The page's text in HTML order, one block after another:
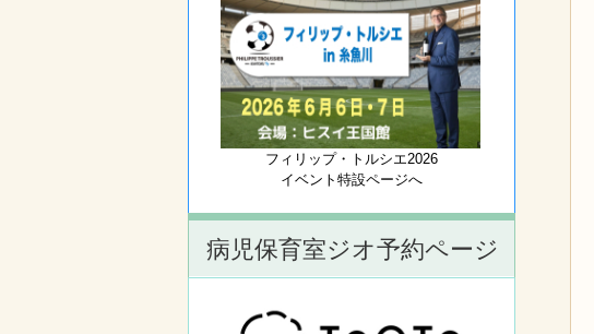
フィリップ・トルシエ2026
イベント特設ページへ
病児保育室ジオ予約ページ